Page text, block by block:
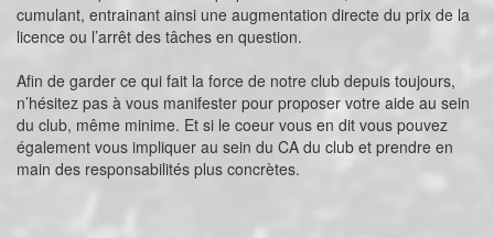
cumulant, entrainant ainsi une augmentation directe du prix de la
licence ou l’arrêt des tâches en question.
Afin de garder ce qui fait la force de notre club depuis toujours,
n’hésitez pas à vous manifester pour proposer votre aide au sein
du club, même minime. Et si le coeur vous en dit vous pouvez
également vous impliquer au sein du CA du club et prendre en
main des responsabilités plus concrètes.